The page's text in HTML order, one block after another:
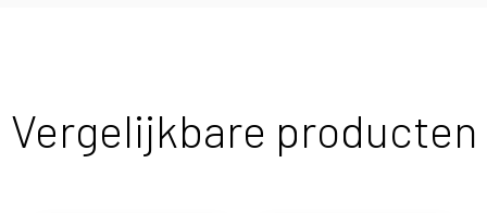
Vergelijkbare producten